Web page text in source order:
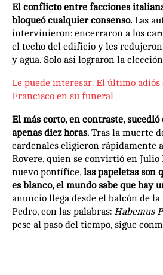
El conflicto entre facciones
bloqueó cualquier consenso. Las
intervinieron: encerraron a los
el techo del edificio y les
y agua. Solo así lograron la
Le puede interesar: El último adiós
Francisco en su funeral
El más corto, en contraste, sucedió
apenas diez horas. Tras la muerte
cardenales eligieron rápidamente
Rovere, quien se convirtió en Julio
nuevo pontífice, las papeletas son
es blanco, el mundo sabe que hay
anuncio llega desde el balcón de la
Pedro, con las palabras: Habemus
pese al paso del tiempo, sigue